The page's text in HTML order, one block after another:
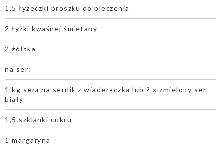
1,5 łyżeczki proszku do pieczenia
2 łyżki kwaśnej śmietany
2 żółtka
na ser:
1 kg sera na sernik z wiadereczka lub 2 x zmielony ser
biały
1,5 szklanki cukru
1 margaryna